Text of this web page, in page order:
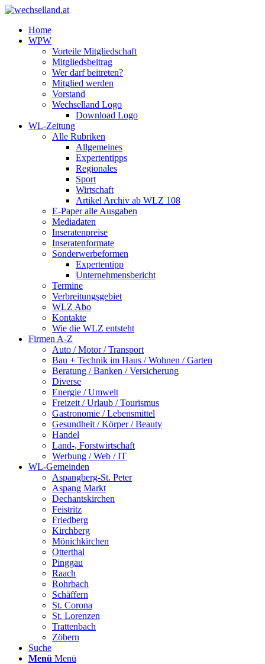
Home
WPW
Vorteile Mitgliedschaft
Mitgliedsbeitrag
Wer darf beitreten?
Mitglied werden
Vorstand
Wechselland Logo
Download Logo
WL-Zeitung
Alle Rubriken
Allgemeines
Expertentipps
Regionales
Sport
Wirtschaft
Artikel Archiv ab WLZ 108
E-Paper alle Ausgaben
Mediadaten
Inseratenpreise
Inseratenformate
Sonderwerbeformen
Expertentipp
Unternehmensbericht
Termine
Verbreitungsgebiet
WLZ Abo
Kontakte
Wie die WLZ entsteht
Firmen A-Z
Auto / Motor / Transport
Bau + Technik im Haus / Wohnen / Garten
Beratung / Banken / Versicherung
Diverse
Energie / Umwelt
Freizeit / Urlaub / Tourismus
Gastronomie / Lebensmittel
Gesundheit / Körper / Beauty
Handel
Land-, Forstwirtschaft
Werbung / Web / IT
WL-Gemeinden
Aspangberg-St. Peter
Aspang Markt
Dechantskirchen
Feistritz
Friedberg
Kirchberg
Mönichkirchen
Otterthal
Pinggau
Raach
Rohrbach
Schäffern
St. Corona
St. Lorenzen
Trattenbach
Zöbern
Suche
Menü Menü